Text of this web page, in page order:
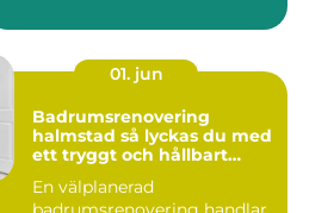
01. jun
Badrumsrenovering
halmstad så lyckas du med
ett tryggt och hållbart
En välplanerad